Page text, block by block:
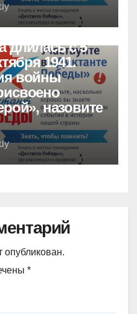
длилась с 5
1941.
войны
назовите
опубликован.
*